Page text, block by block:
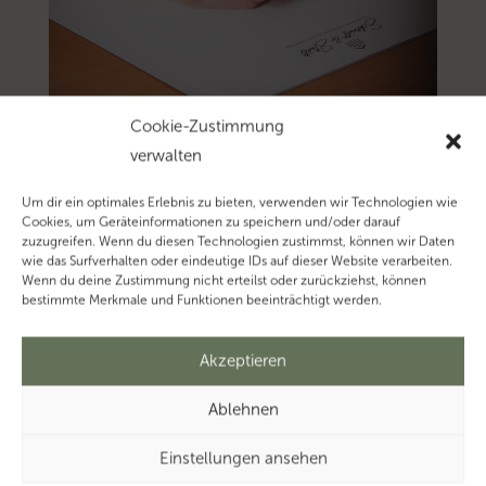
Cookie-Zustimmung
verwalten
Um dir ein optimales Erlebnis zu bieten, verwenden wir Technologien wie
Cookies, um Geräteinformationen zu speichern und/oder darauf
zuzugreifen. Wenn du diesen Technologien zustimmst, können wir Daten
wie das Surfverhalten oder eindeutige IDs auf dieser Website verarbeiten.
Wenn du deine Zustimmung nicht erteilst oder zurückziehst, können
bestimmte Merkmale und Funktionen beeinträchtigt werden.
Akzeptieren
Ablehnen
Einstellungen ansehen